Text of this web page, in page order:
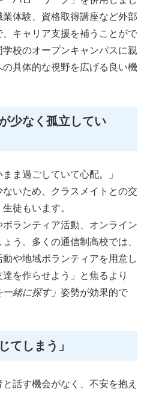
体験、資格取得講座など外部
キャリア支援を補うことがで
校のオープンキャンパスに親
具体的な視野を広げる良い機
少なく孤立してい
まま過ごしていて心配。」
いため、クラスメイトとの交
徒もいます。
ランティア活動、オンライン
う。多くの通信制高校では、
や地域ボランティアを用意し
を作らせよう」と焦るより
緒に探す」 姿勢が効果的で
てしまう」
と話す機会がなく、不安を抱え